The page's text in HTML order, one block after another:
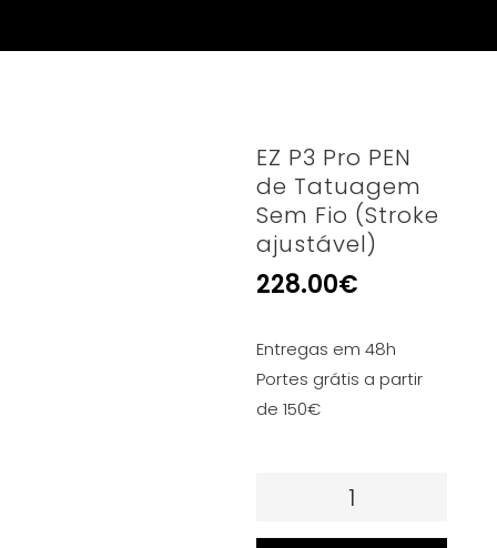
EZ P3 Pro PEN
de Tatuagem
Sem Fio (Stroke
ajustável)
228.00€
Entregas em 48h
Portes grátis a partir
de 150€
Quantidade